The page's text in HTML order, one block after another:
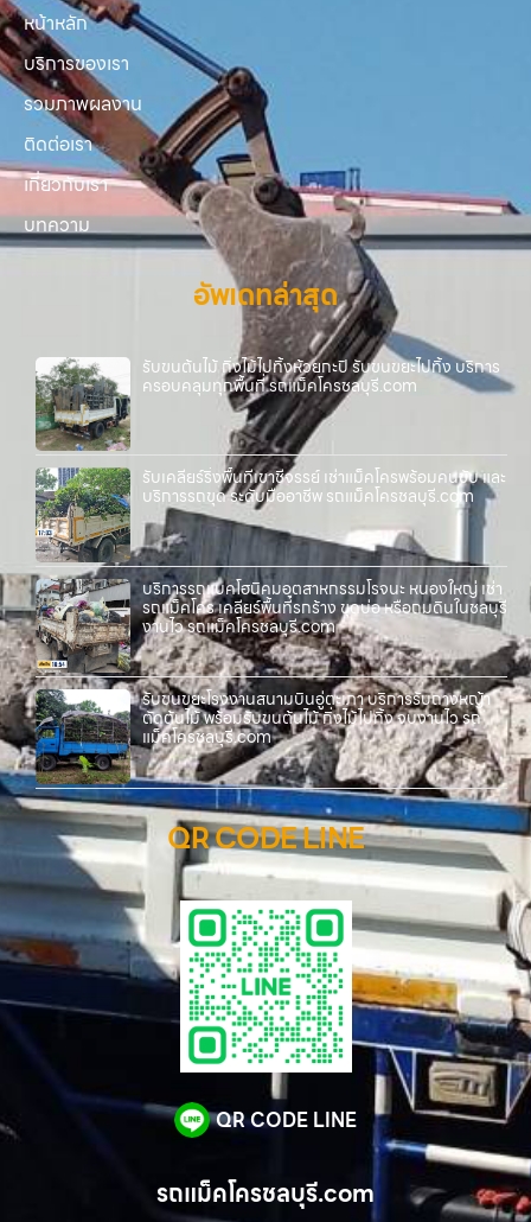
หน้าหลัก
บริการของเรา
รวมภาพผลงาน
ติดต่อเรา
เกี่ยวกับเรา
บทความ
อัพเดทล่าสุด
รับขนต้นไม้ กิ่งไม้ไปทิ้งห้วยกะปิ รับขนขยะไปทิ้ง บริการ
ครอบคลุมทุกพื้นที่ รถแม็คโครชลบุรี.com
รับเคลียร์ริ่งพื้นที่เขาชีจรรย์ เช่าแม็คโครพร้อมคนขับ และ
บริการรถขุด ระดับมืออาชีพ รถแม็คโครชลบุรี.com
บริการรถแบคโฮนิคมอุตสาหกรรมโรจนะ หนองใหญ่ เช่า
รถแม็คโคร เคลียร์พื้นที่รกร้าง ขุดบ่อ หรือถมดินในชลบุรี
งานไว รถแม็คโครชลบุรี.com
รับขนขยะโรงงานสนามบินอู่ตะเภา บริการรับถางหญ้า
ตัดต้นไม้ พร้อมรับขนต้นไม้ กิ่งไม้ไปทิ้ง จบงานไว รถ
แม็คโครชลบุรี.com
QR CODE LINE
QR CODE LINE
รถแม็คโครชลบุรี.com